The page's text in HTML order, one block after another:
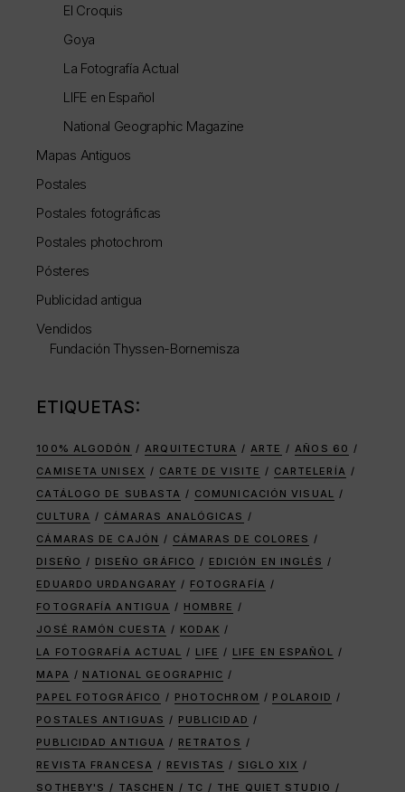
El Croquis
Goya
La Fotografía Actual
LIFE en Español
National Geographic Magazine
Mapas Antiguos
Postales
Postales fotográficas
Postales photochrom
Pósteres
Publicidad antigua
Vendidos
Fundación Thyssen-Bornemisza
ETIQUETAS:
100% ALGODÓN ARQUITECTURA ARTE
AÑOS 60
CAMISETA UNISEX
CARTE DE VISITE
CARTELERÍA
CATÁLOGO DE SUBASTA
COMUNICACIÓN VISUAL
CULTURA
CÁMARAS ANALÓGICAS
CÁMARAS DE CAJÓN
CÁMARAS DE COLORES
DISEÑO
DISEÑO GRÁFICO
EDICIÓN EN INGLÉS
EDUARDO URDANGARAY
FOTOGRAFÍA
FOTOGRAFÍA ANTIGUA
HOMBRE
JOSÉ RAMÓN CUESTA
KODAK
LA FOTOGRAFÍA ACTUAL
LIFE
LIFE EN ESPAÑOL
MAPA
NATIONAL GEOGRAPHIC
PAPEL FOTOGRÁFICO
PHOTOCHROM
POLAROID
POSTALES ANTIGUAS
PUBLICIDAD
PUBLICIDAD ANTIGUA
RETRATOS
REVISTA FRANCESA
REVISTAS
SIGLO XIX
SOTHEBY'S
TASCHEN TC
THE QUIET STUDIO